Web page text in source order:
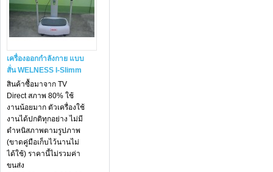
เครื่องออกกำลังกาย แบบ
สั่น WELNESS I-Slimm
สินค้าซื้อมาจาก TV
Direct สภาพ 80% ใช้
งานน้อยมาก ตัวเครื่องใช้
งานได้ปกติทุกอย่าง ไม่มี
ตำหนิสภาพตามรูปภาพ
(ขาดคู่มือเก็บไว้นานไม่
ได้ใช้) ราคานี้ไม่รวมค่า
ขนส่ง